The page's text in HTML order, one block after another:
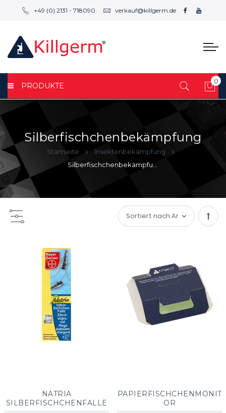
+49 (0) 2131 - 718090 verkauf@killgerm.de
PRODUKTE
0
Silberfischchenbekämpfung
Startseite
Insektenbekämpfung
Silberfischchenbekämpfung
NATRIA
SILBERFISCHCHENFALLE
PAPIERFISCHCHENMONIT
OR